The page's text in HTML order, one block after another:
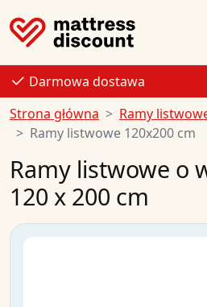
Darmowa dostawa
Strona główna
Ramy
Ramy listwowe 120x200 cm
Ramy listwowe o
120 x 200 cm